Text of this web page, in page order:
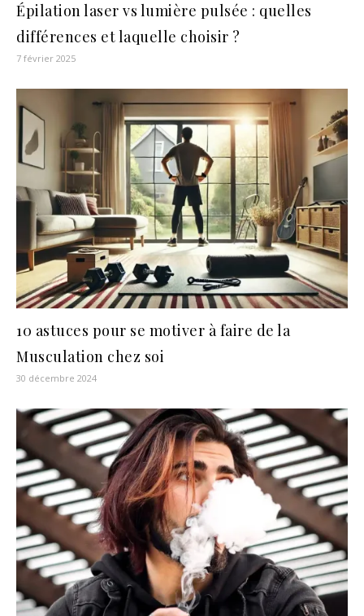
Épilation laser vs lumière pulsée : quelles
différences et laquelle choisir ?
7 février 2025
10 astuces pour se motiver à faire de la
Musculation chez soi
30 décembre 2024